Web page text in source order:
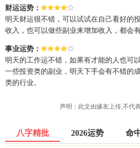
财运运势：
明天财运很不错，可以试试在自己看好的
收入，也可以做些副业来增加收入，都会
事业运势：
明天的工作运不错，如果有才能的人也可
一些投资类的副业，明天下手会有不错的
类的行业。
声明：此文由缘友上传,不代
八字精批 2026运势 命